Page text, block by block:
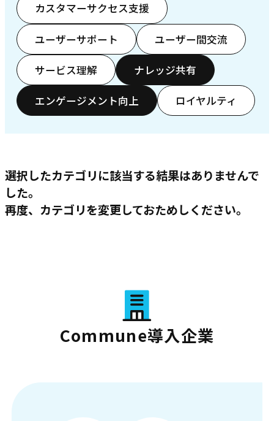
カスタマーサクセス支援
ユーザーサポート ユーザー間交流
サービス理解 ナレッジ共有
エンゲージメント向上 ロイヤルティ
選択したカテゴリに該当する結果はありませんで
した。
再度、カテゴリを変更しておためしください。
Commune導入企業